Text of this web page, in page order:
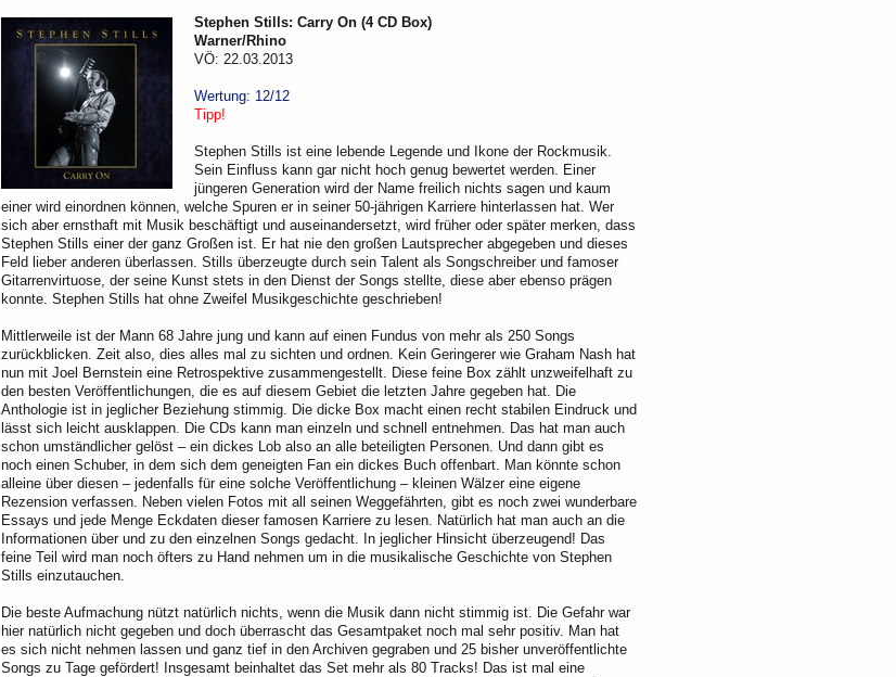
Stephen Stills: Carry On (4 CD Box)
Warner/Rhino
VÖ: 22.03.2013
Wertung: 12/12
Tipp!
Stephen Stills ist eine lebende Legende und Ikone der Rockmusik.
Sein Einfluss kann gar nicht hoch genug bewertet werden. Einer
jüngeren Generation wird der Name freilich nichts sagen und kaum
einer wird einordnen können, welche Spuren er in seiner 50-jährigen Karriere hinterlassen hat. Wer
sich aber ernsthaft mit Musik beschäftigt und auseinandersetzt, wird früher oder später merken, dass
Stephen Stills einer der ganz Großen ist. Er hat nie den großen Lautsprecher abgegeben und dieses
Feld lieber anderen überlassen. Stills überzeugte durch sein Talent als Songschreiber und famoser
Gitarrenvirtuose, der seine Kunst stets in den Dienst der Songs stellte, diese aber ebenso prägen
konnte. Stephen Stills hat ohne Zweifel Musikgeschichte geschrieben!
Mittlerweile ist der Mann 68 Jahre jung und kann auf einen Fundus von mehr als 250 Songs
zurückblicken. Zeit also, dies alles mal zu sichten und ordnen. Kein Geringerer wie Graham Nash hat
nun mit Joel Bernstein eine Retrospektive zusammengestellt. Diese feine Box zählt unzweifelhaft zu
den besten Veröffentlichungen, die es auf diesem Gebiet die letzten Jahre gegeben hat. Die
Anthologie ist in jeglicher Beziehung stimmig. Die dicke Box macht einen recht stabilen Eindruck und
lässt sich leicht ausklappen. Die CDs kann man einzeln und schnell entnehmen. Das hat man auch
schon umständlicher gelöst – ein dickes Lob also an alle beteiligten Personen. Und dann gibt es
noch einen Schuber, in dem sich dem geneigten Fan ein dickes Buch offenbart. Man könnte schon
alleine über diesen – jedenfalls für eine solche Veröffentlichung – kleinen Wälzer eine eigene
Rezension verfassen. Neben vielen Fotos mit all seinen Weggefährten, gibt es noch zwei wunderbare
Essays und jede Menge Eckdaten dieser famosen Karriere zu lesen. Natürlich hat man auch an die
Informationen über und zu den einzelnen Songs gedacht. In jeglicher Hinsicht überzeugend! Das
feine Teil wird man noch öfters zu Hand nehmen um in die musikalische Geschichte von Stephen
Stills einzutauchen.
Die beste Aufmachung nützt natürlich nichts, wenn die Musik dann nicht stimmig ist. Die Gefahr war
hier natürlich nicht gegeben und doch überrascht das Gesamtpaket noch mal sehr positiv. Man hat
es sich nicht nehmen lassen und ganz tief in den Archiven gegraben und 25 bisher unveröffentlichte
Songs zu Tage gefördert! Insgesamt beinhaltet das Set mehr als 80 Tracks! Das ist mal eine